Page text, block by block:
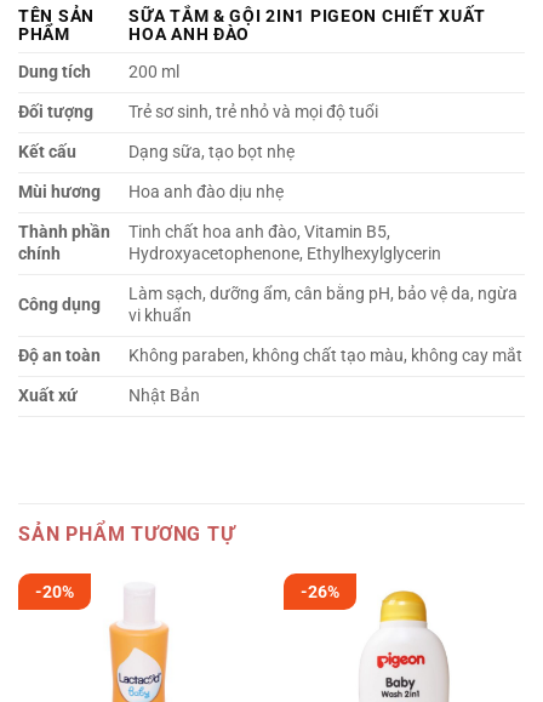
TÊN SẢN
PHẨM
SỮA TẮM & GỘI 2IN1 PIGEON CHIẾT XUẤT
HOA ANH ĐÀO
Dung tích
200 ml
Đối tượng
Trẻ sơ sinh, trẻ nhỏ và mọi độ tuổi
Kết cấu
Dạng sữa, tạo bọt nhẹ
Mùi hương
Hoa anh đào dịu nhẹ
Thành phần
chính
Tinh chất hoa anh đào, Vitamin B5,
Hydroxyacetophenone, Ethylhexylglycerin
Công dụng
Làm sạch, dưỡng ẩm, cân bằng pH, bảo vệ da, ngừa
vi khuẩn
Độ an toàn
Không paraben, không chất tạo màu, không cay mắt
Xuất xứ
Nhật Bản
SẢN PHẨM TƯƠNG TỰ
-20% -26%